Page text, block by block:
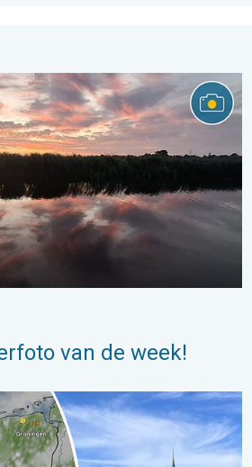
de week!. Weer&Radar uploader. . .
van de week!
te trekken. Weekendweer. . .